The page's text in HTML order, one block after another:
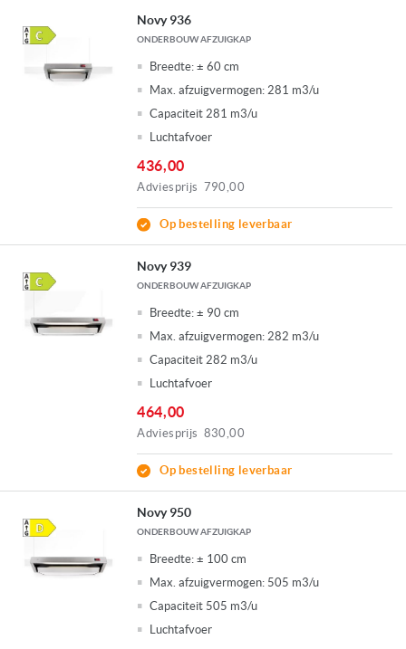
Novy 936
ONDERBOUW AFZUIGKAP
Breedte: ± 60 cm
Max. afzuigvermogen: 281 m3/u
Capaciteit 281 m3/u
Luchtafvoer
436,00
Adviesprijs 790,00
Op bestelling leverbaar
Novy 939
ONDERBOUW AFZUIGKAP
Breedte: ± 90 cm
Max. afzuigvermogen: 282 m3/u
Capaciteit 282 m3/u
Luchtafvoer
464,00
Adviesprijs 830,00
Op bestelling leverbaar
Novy 950
ONDERBOUW AFZUIGKAP
Breedte: ± 100 cm
Max. afzuigvermogen: 505 m3/u
Capaciteit 505 m3/u
Luchtafvoer